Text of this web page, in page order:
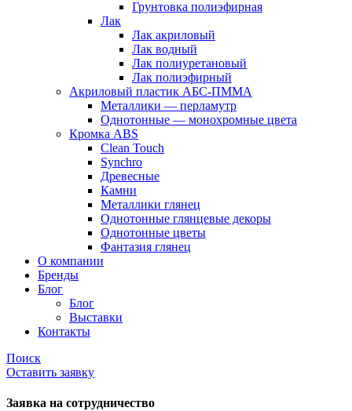
Грунтовка полиэфирная
Лак
Лак акриловый
Лак водный
Лак полиуретановый
Лак полиэфирный
Акриловый пластик АБС-ПММА
Металлики — перламутр
Однотонные — монохромные цвета
Кромка ABS
Clean Touch
Synchro
Древесные
Камни
Металлики глянец
Однотонные глянцевые декоры
Однотонные цветы
Фантазия глянец
О компании
Бренды
Блог
Блог
Выставки
Контакты
Поиск
Оставить заявку
Заявка на сотрудничество